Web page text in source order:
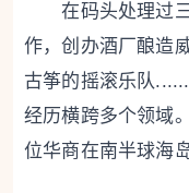
在码头处理过三
作，创办酒厂酿造
古筝的摇滚乐队
经历横跨多个领域
位华商在南半球海